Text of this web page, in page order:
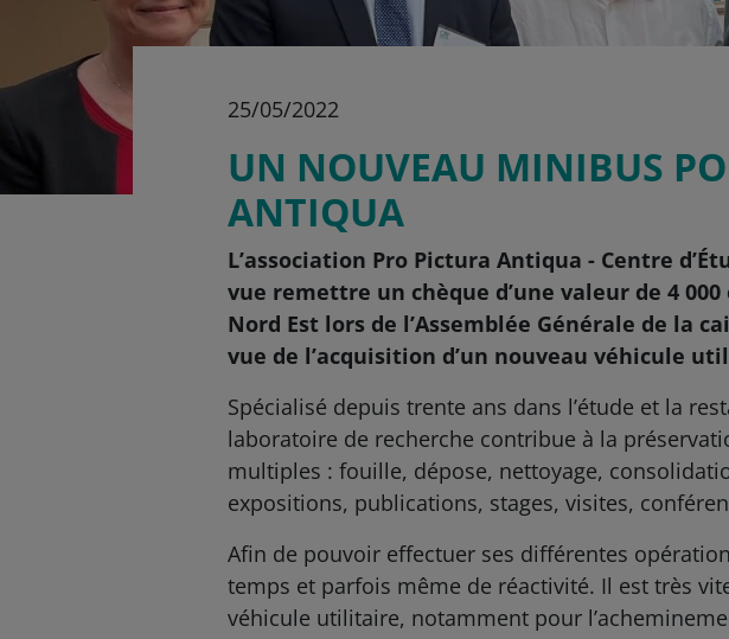
25/05/2022
UN NOUVEAU MINIBUS
ANTIQUA
L’association Pro Pictura Antiqua - Centre
vue remettre un chèque d’une valeur de 4
Nord Est lors de l’Assemblée Générale de la
vue de l’acquisition d’un nouveau véhicule
Spécialisé depuis trente ans dans l’étude et la
laboratoire de recherche contribue à la
multiples : fouille, dépose, nettoyage,
expositions, publications, stages, visites,
Afin de pouvoir effectuer ses différentes
temps et parfois même de réactivité. Il est très
véhicule utilitaire, notamment pour